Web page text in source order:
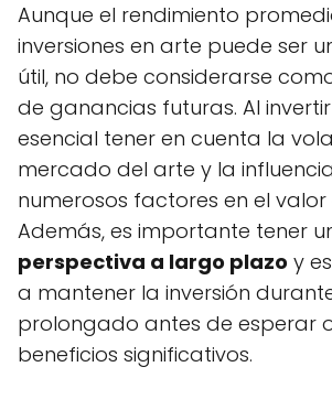
Aunque el rendimiento
inversiones en arte puede ser
útil, no debe considerarse
de ganancias futuras. Al
esencial tener en cuenta la
mercado del arte y la
numerosos factores en el
Además, es importante tener
perspectiva a largo plazo y
a mantener la inversión
prolongado antes de esperar
beneficios significativos.